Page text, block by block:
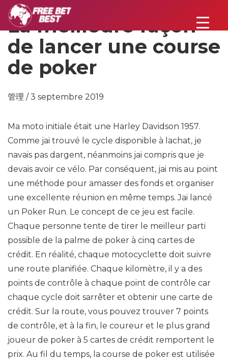
La meilleure façon
de lancer une course
de poker
管理 / 3 septembre 2019
Ma moto initiale était une Harley Davidson 1957.
Comme jai trouvé le cycle disponible à lachat, je
navais pas dargent, néanmoins jai compris que je
devais avoir ce vélo. Par conséquent, jai mis au point
une méthode pour amasser des fonds et organiser
une excellente réunion en même temps. Jai lancé
un Poker Run. Le concept de ce jeu est facile.
Chaque personne tente de tirer le meilleur parti
possible de la palme de poker à cinq cartes de
crédit. En réalité, chaque motocyclette doit suivre
une route planifiée. Chaque kilomètre, il y a des
points de contrôle à chaque point de contrôle car
chaque cycle doit sarrêter et obtenir une carte de
crédit. Sur la route, vous pouvez trouver 7 points
de contrôle, et à la fin, le coureur et le plus grand
joueur de poker à 5 cartes de crédit remportent le
prix. Au fil du temps, la course de poker est utilisée